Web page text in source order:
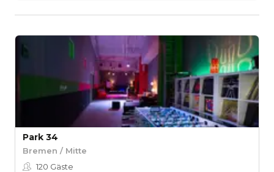
Park 34
Bremen / Mitte
120 Gäste